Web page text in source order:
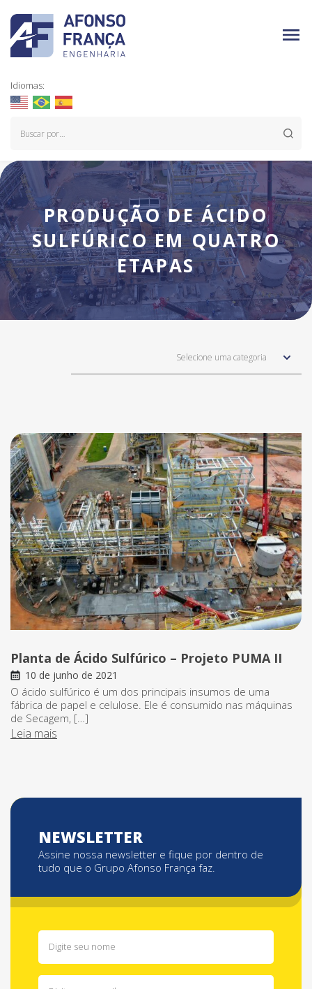
Idiomas:
PRODUÇÃO DE ÁCIDO
SULFÚRICO EM QUATRO
ETAPAS
Selecione uma categoria
Planta de Ácido Sulfúrico – Projeto PUMA II
10 de junho de 2021
O ácido sulfúrico é um dos principais insumos de uma
fábrica de papel e celulose. Ele é consumido nas máquinas
de Secagem, […]
Leia mais
NEWSLETTER
Assine nossa newsletter e fique por dentro de
tudo que o Grupo Afonso França faz.